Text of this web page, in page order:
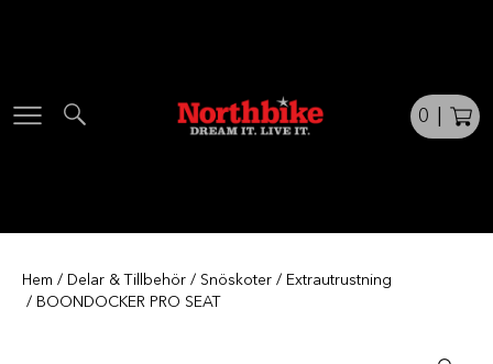
0
Hem / Delar & Tillbehör / Snöskoter / Extrautrustning
/ BOONDOCKER PRO SEAT